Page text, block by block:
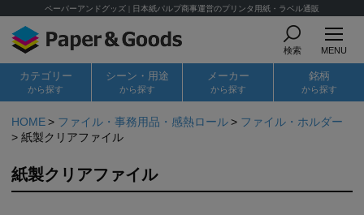
ペーパーアンドグッズ | 日本紙パルプ商事運営のプリンタ用紙・ラベル通販
検索 MENU
カテゴリー
から探す
シーン・用途
から探す
メーカー
から探す
銘柄
から探す
HOME ファイル・事務用品・感熱ロール
ファイル・ホルダー
紙製クリアファイル
紙製クリアファイル